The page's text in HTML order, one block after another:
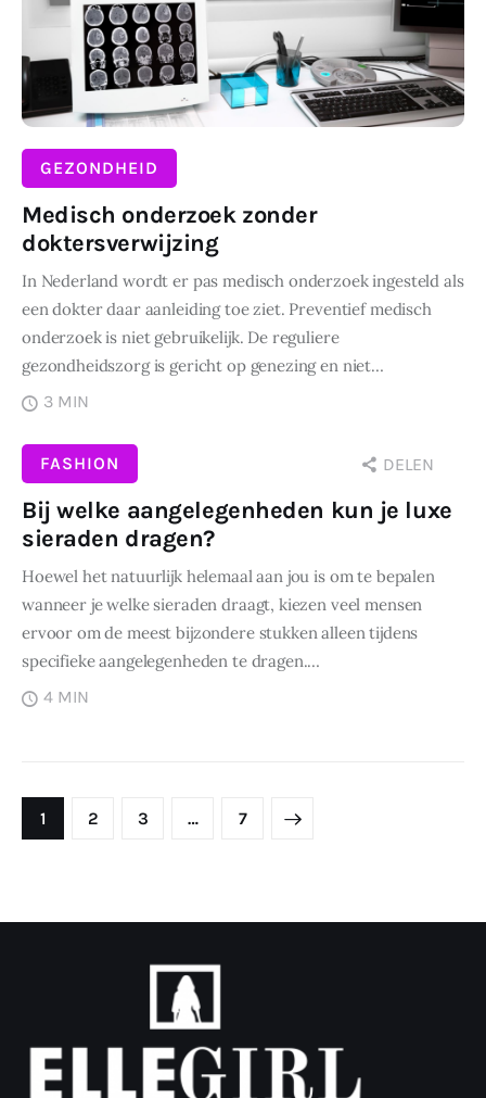
GEZONDHEID
Medisch onderzoek zonder
doktersverwijzing
In Nederland wordt er pas medisch onderzoek ingesteld als
een dokter daar aanleiding toe ziet. Preventief medisch
onderzoek is niet gebruikelijk. De reguliere
gezondheidszorg is gericht op genezing en niet…
3 MIN
FASHION
Bij welke aangelegenheden kun je luxe
sieraden dragen?
Hoewel het natuurlijk helemaal aan jou is om te bepalen
wanneer je welke sieraden draagt, kiezen veel mensen
ervoor om de meest bijzondere stukken alleen tijdens
specifieke aangelegenheden te dragen.…
DELEN
4 MIN
paginering
PAGE
1 PAGE
2 PAGE
3 … PAGE
7
>